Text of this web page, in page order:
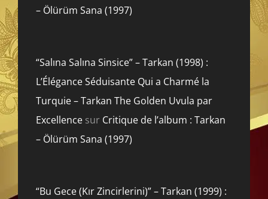
– Ölürüm Sana (1997)
“Salına Salına Sinsice” – Tarkan (1998) :
L’Élégance Séduisante Qui a Charmé la
Turquie – Tarkan The Golden Uvula par
Excellence sur Critique de l’album : Tarkan
– Ölürüm Sana (1997)
“Bu Gece (Kır Zincirlerini)” – Tarkan (1999) :